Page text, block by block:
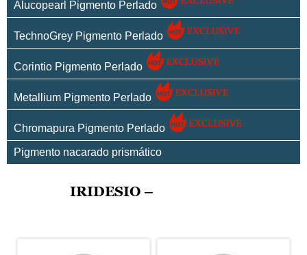
Alucopearl Pigmento Perlado
TechnoGrey Pigmento Perlado
Corintio Pigmento Perlado
Metallium Pigmento Perlado
Chromapura Pigmento Perlado
Pigmento nacarado prismático
IRIDESIO –